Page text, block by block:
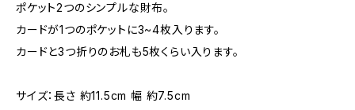
ポケット2つのシンプルな財布。
カードが1つのポケットに3~4枚入ります。
カードと3つ折りのお札も5枚くらい入ります。
サイズ：長さ 約11.5cm 幅 約7.5cm